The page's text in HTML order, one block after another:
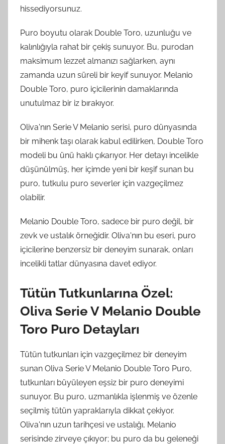
hissediyorsunuz.
Puro boyutu olarak Double Toro, uzunluğu ve
kalınlığıyla rahat bir çekiş sunuyor. Bu, purodan
maksimum lezzet almanızı sağlarken, aynı
zamanda uzun süreli bir keyif sunuyor. Melanio
Double Toro, puro içicilerinin damaklarında
unutulmaz bir iz bırakıyor.
Oliva'nın Serie V Melanio serisi, puro dünyasında
bir mihenk taşı olarak kabul edilirken, Double Toro
modeli bu ünü haklı çıkarıyor. Her detayı incelikle
düşünülmüş, her içimde yeni bir keşif sunan bu
puro, tutkulu puro severler için vazgeçilmez
olabilir.
Melanio Double Toro, sadece bir puro değil, bir
zevk ve ustalık örneğidir. Oliva'nın bu eseri, puro
içicilerine benzersiz bir deneyim sunarak, onları
incelikli tatlar dünyasına davet ediyor.
Tütün Tutkunlarına Özel:
Oliva Serie V Melanio Double
Toro Puro Detayları
Tütün tutkunları için vazgeçilmez bir deneyim
sunan Oliva Serie V Melanio Double Toro Puro,
tutkunları büyüleyen eşsiz bir puro deneyimi
sunuyor. Bu puro, uzmanlıkla işlenmiş ve özenle
seçilmiş tütün yapraklarıyla dikkat çekiyor.
Oliva'nın uzun tarihçesi ve ustalığı, Melanio
serisinde zirveye çıkıyor; bu puro da bu geleneği